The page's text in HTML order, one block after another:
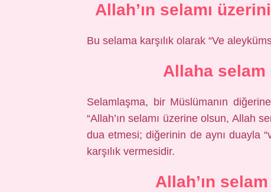
Allah’ın selamı
Bu selama karşılık olarak “Ve
Allaha
Selamlaşma, bir Müslümanın
“Allah’ın selamı üzerine olsun, Allah
dua etmesi; diğerinin de aynı duayla
karşılık vermesidir.
Allah’ın